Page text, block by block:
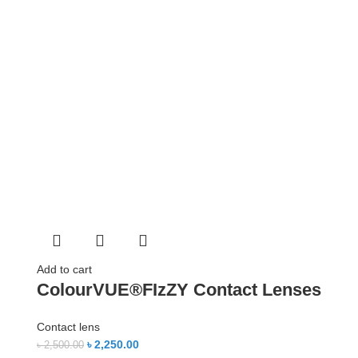
Add to cart
ColourVUE®FIzZY Contact Lenses
Contact lens
৳2,500.00 ৳2,250.00